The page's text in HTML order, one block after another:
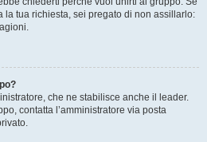
la tua richiesta, sei pregato di non assillarlo:
che ne stabilisce anche il leader.
contatta l’amministratore via posta